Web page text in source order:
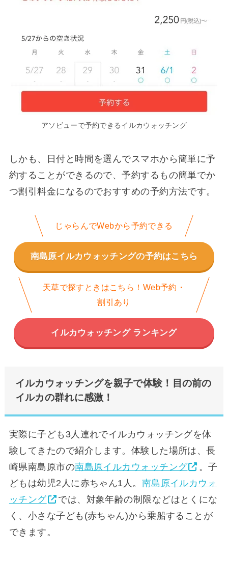
アソビューで予約できるイルカウォッチング
しかも、日付と時間を選んでスマホから簡単に予
約することができるので、予約するもの簡単でか
つ割引料金になるのでおすすめの予約方法です。
じゃらんでWebから予約できる
南島原イルカウォッチングの予約はこちら
天草で探すときはこちら！Web予約・
割引あり
イルカウォッチング ランキング
イルカウォッチングを親子で体験！目の前の
イルカの群れに感激！
実際に子ども3人連れでイルカウォッチングを体
験してきたので紹介します。体験した場所は、長
崎県南島原市の南島原イルカウォッチング
。子
どもは幼児2人に赤ちゃん1人。 南島原イルカウォ
ッチング
では、対象年齢の制限などはとくにな
く、小さな子ども(赤ちゃん)から乗船することが
できます。